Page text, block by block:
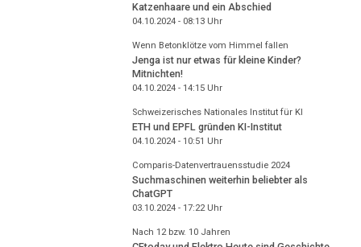
Katzenhaare und ein Abschied
04.10.2024 - 08:13Uhr
Wenn Betonklötze vom Himmel fallen
Jenga ist nur etwas für kleine Kinder?
Mitnichten!
04.10.2024 - 14:15Uhr
Schweizerisches Nationales Institut für KI
ETH und EPFL gründen KI-Institut
04.10.2024 - 10:51 Uhr
Comparis-Datenvertrauensstudie 2024
Suchmaschinen weiterhin beliebter als
ChatGPT
03.10.2024 - 17:22Uhr
Nach 12 bzw. 10 Jahren